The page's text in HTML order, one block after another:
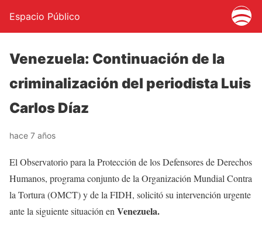
Espacio Público
Venezuela: Continuación de la
criminalización del periodista Luis
Carlos Díaz
hace 7 años
El Observatorio para la Protección de los Defensores de Derechos
Humanos, programa conjunto de la Organización Mundial Contra
la Tortura (OMCT) y de la FIDH, solicitó su intervención urgente
ante la siguiente situación en Venezuela.